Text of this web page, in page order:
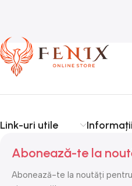
Link-uri utile Informații
Abonează-te la
Abonează-te la noutăți